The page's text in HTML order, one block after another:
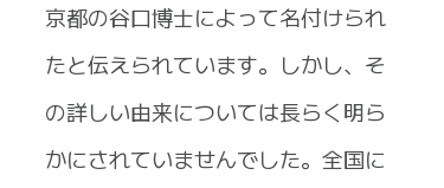
京都の谷口博士によって名付けられ
たと伝えられています。しかし、そ
の詳しい由来については長らく明ら
かにされていませんでした。全国に